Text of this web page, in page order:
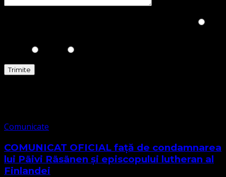
Comunicate
COMUNICAT OFICIAL față de condamnarea
lui Päivi Räsänen și episcopului lutheran al
Finlandei